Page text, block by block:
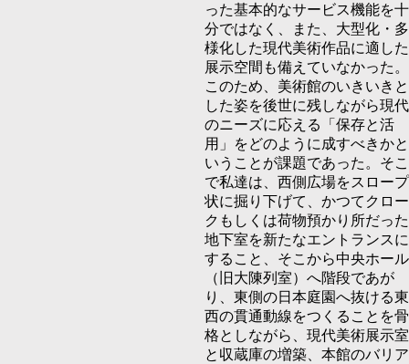
った基本的なサービス機能を⼗
分ではなく、また、⼤型化・多
様化した現代美術作品に適した
展⽰空間も備えていなかった。
このため、美術館のいきいきと
した姿を後世に残しながら現代
のニーズに応える「保存と活
⽤」をどのように成すべきかと
いうことが課題であった。そこ
で私達は、⻄側広場をスロープ
状に掘り下げて、かつてクロー
クもしくは荷物預かり所だった
地下室を新たなエントランスに
すること、そこから中央ホール
（旧⼤陳列室）へ階段であが
り、東側の⽇本庭園へ抜ける東
⻄の貫通動線をつくることを⾻
格としながら、現代美術展⽰室
と収蔵庫の増築、本館のバリア